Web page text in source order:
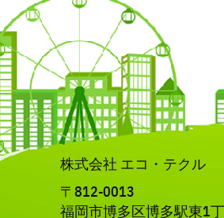
株式会社 エコ・テクル
〒812-0013
福岡市博多区博多駅東1